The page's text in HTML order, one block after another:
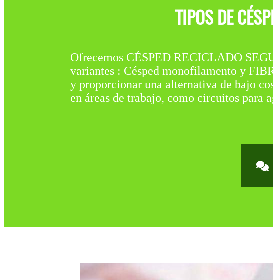
TIPOS DE
Ofrecemos CÉSPED RECICLADO
variantes : Césped monofilamento y
y proporcionar una alternativa de bajo
en áreas de trabajo, como circuitos para